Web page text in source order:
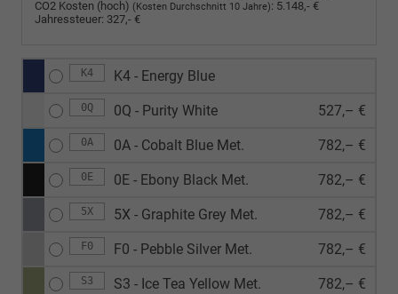
CO2 Kosten (hoch) (Kosten Durchschnitt 10 Jahre): 5.148,- €
Jahressteuer: 327,- €
K4 K4 - Energy Blue
0Q 0Q - Purity White 527,– €
0A 0A - Cobalt Blue Met. 782,– €
0E 0E - Ebony Black Met. 782,– €
5X 5X - Graphite Grey Met. 782,– €
F0 F0 - Pebble Silver Met. 782,– €
S3 S3 - Ice Tea Yellow Met. 782,– €